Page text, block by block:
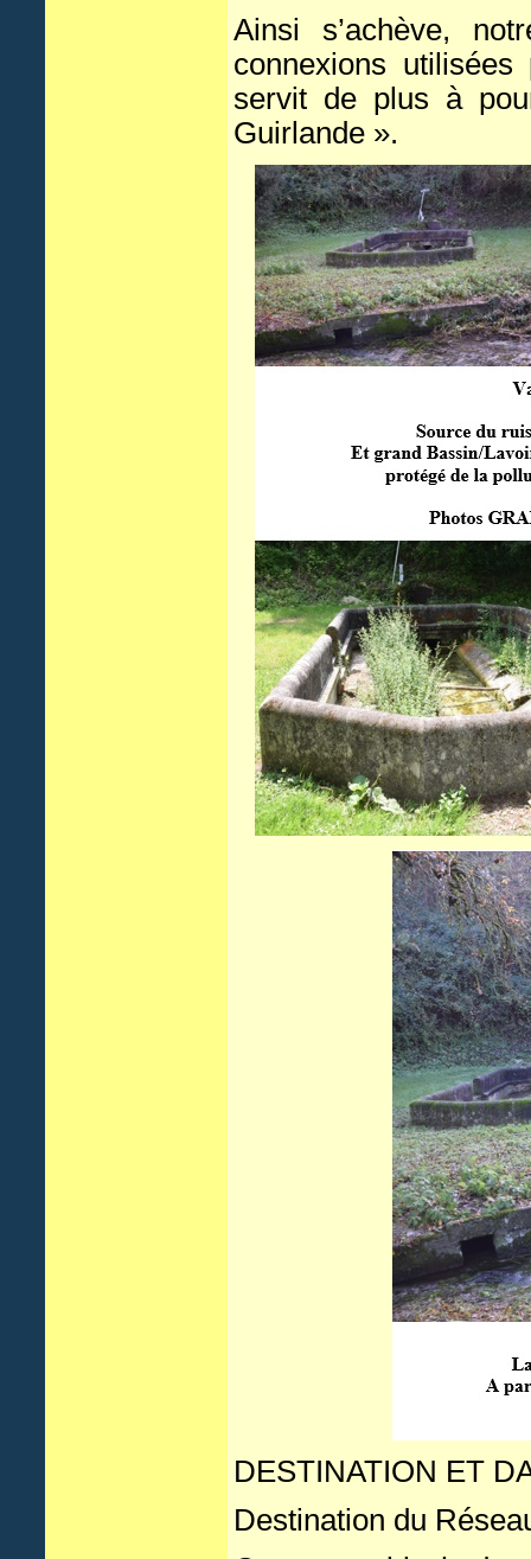
Ainsi s’achève,
connexions
servit de plus à
Guirlande ».
DESTINATION ET
Destination du